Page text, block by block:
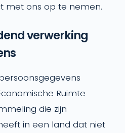
met ons op te nemen.
verwerking
Ruimte
die zijn
in een land dat niet